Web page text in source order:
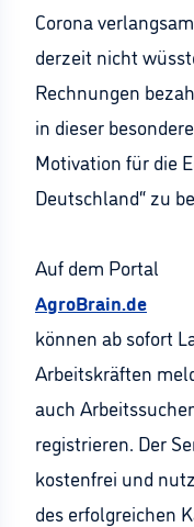
Corona
derzeit nicht
Rechnungen
in dieser
Motivation für die
Deutschland“ zu
Auf dem Portal
AgroBrain.de
können ab sofort
Arbeitskräften
auch
registrieren. Der
kostenfrei und
des erfolgreichen